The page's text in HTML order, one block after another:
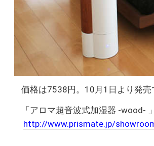
価格は7538円。10月1日より発売
「アロマ超音波式加湿器 -wood-
http://www.prismate.jp/